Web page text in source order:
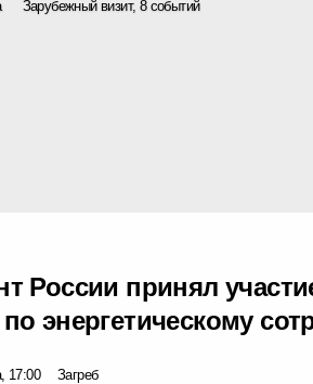
Зарубежный визит, 8 событий
России принял
энергетическому
17:00 Загреб